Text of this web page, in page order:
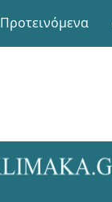
Προτεινόμενα